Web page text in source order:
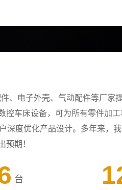
、电子外壳、气动配件等厂家
车床设备，可为所有零件加
深度优化产品设计。多年来，
预期！
台